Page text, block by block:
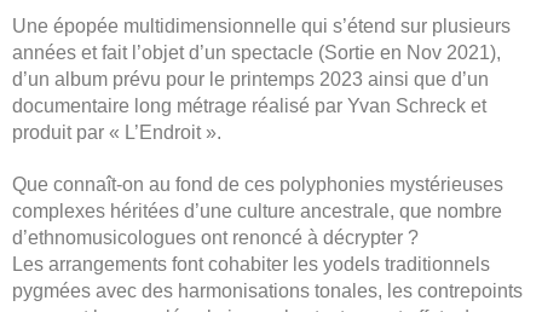
Une épopée multidimensionnelle qui s’étend sur plusieurs
années et fait l’objet d’un spectacle (Sortie en Nov 2021),
d’un album prévu pour le printemps 2023 ainsi que d’un
documentaire long métrage réalisé par Yvan Schreck et
produit par « L’Endroit ».
Que connaît-on au fond de ces polyphonies mystérieuses
complexes héritées d’une culture ancestrale, que nombre
d’ethnomusicologues ont renoncé à décrypter ?
Les arrangements font cohabiter les yodels traditionnels
pygmées avec des harmonisations tonales, les contrepoints